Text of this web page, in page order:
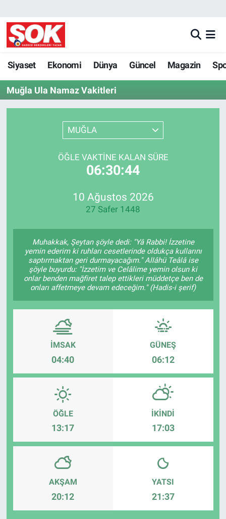
Siyaset Ekonomi Dünya Güncel Magazin
Muğla Ula Namaz Vakitleri
MUĞLA
ÖĞLE VAKTINE KALAN SÜRE
06:30:44
10 Ağustos 2026
27 Safer 1448
Muhakkak, Şeytan şöyle dedi: "Yâ Rabbi! İzzetine
yemin ederim ki ruhları cesetlerinde oldukça kullarını
saptırmaktan geri durmayacağım." Allâhü Teâlâ ise
şöyle buyurdu: "İzzetim ve Celâlime yemin olsun ki
onlar benden mağfiret talep ettikleri müddetçe ben de
onları affetmeye devam edeceğim." (Hadis-i şerif)
İMSAK
04:40
GÜNEŞ
06:12
ÖĞLE
13:17
İKINDI
17:03
AKŞAM
20:12
YATSI
21:37
GÜNDEM
DÜNYA
SPOR
KÜLTÜR SANAT
SAĞLIK
EKONOMİ
ÖZEL HABER
Keşfet
ASTROLOJİ
MANŞET
RESMİ İLANLAR
Bize ulaşın
İletişim/Künye
Nöbetçi Eczaneler
Hava Durumu
İstanbul Namaz Vakitleri
Süper Lig Puan Durumu ve Fikstür
Son Dakika Haberleri